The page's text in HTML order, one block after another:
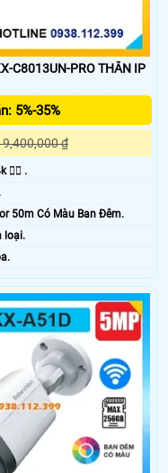
PRO THÂN IP
5%-35%
9,400,000 ₫
👍🏾 .
50m Có Màu Ban Ðêm.
loại.